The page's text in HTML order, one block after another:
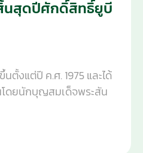
นสุดปีศักดิ์สิทธิ์ยูบี
ตั้งแต่ปี ค.ศ. 1975 และได้
โดยนักบุญสมเด็จพระสัน